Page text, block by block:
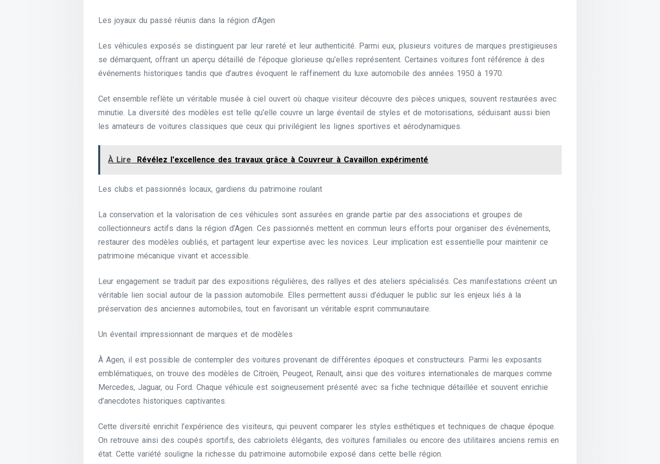
Les joyaux du passé réunis dans la région d’Agen
Les véhicules exposés se distinguent par leur rareté et leur authenticité. Parmi eux, plusieurs voitures de marques prestigieuses
se démarquent, offrant un aperçu détaillé de l’époque glorieuse qu’elles représentent. Certaines voitures font référence à des
événements historiques tandis que d’autres évoquent le raffinement du luxe automobile des années 1950 à 1970.
Cet ensemble reflète un véritable musée à ciel ouvert où chaque visiteur découvre des pièces uniques, souvent restaurées avec
minutie. La diversité des modèles est telle qu’elle couvre un large éventail de styles et de motorisations, séduisant aussi bien
les amateurs de voitures classiques que ceux qui privilégient les lignes sportives et aérodynamiques.
À Lire Révélez l'excellence des travaux grâce à Couvreur à Cavaillon expérimenté
Les clubs et passionnés locaux, gardiens du patrimoine roulant
La conservation et la valorisation de ces véhicules sont assurées en grande partie par des associations et groupes de
collectionneurs actifs dans la région d’Agen. Ces passionnés mettent en commun leurs efforts pour organiser des événements,
restaurer des modèles oubliés, et partagent leur expertise avec les novices. Leur implication est essentielle pour maintenir ce
patrimoine mécanique vivant et accessible.
Leur engagement se traduit par des expositions régulières, des rallyes et des ateliers spécialisés. Ces manifestations créent un
véritable lien social autour de la passion automobile. Elles permettent aussi d’éduquer le public sur les enjeux liés à la
préservation des anciennes automobiles, tout en favorisant un véritable esprit communautaire.
Un éventail impressionnant de marques et de modèles
À Agen, il est possible de contempler des voitures provenant de différentes époques et constructeurs. Parmi les exposants
emblématiques, on trouve des modèles de Citroën, Peugeot, Renault, ainsi que des voitures internationales de marques comme
Mercedes, Jaguar, ou Ford. Chaque véhicule est soigneusement présenté avec sa fiche technique détaillée et souvent enrichie
d’anecdotes historiques captivantes.
Cette diversité enrichit l’expérience des visiteurs, qui peuvent comparer les styles esthétiques et techniques de chaque époque.
On retrouve ainsi des coupés sportifs, des cabriolets élégants, des voitures familiales ou encore des utilitaires anciens remis en
état. Cette variété souligne la richesse du patrimoine automobile exposé dans cette belle région.